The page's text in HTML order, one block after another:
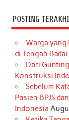
POSTING
Warga yang
di Tengah
Dari
Konstruksi
Sebelum
Pasien BPJS
Indonesia